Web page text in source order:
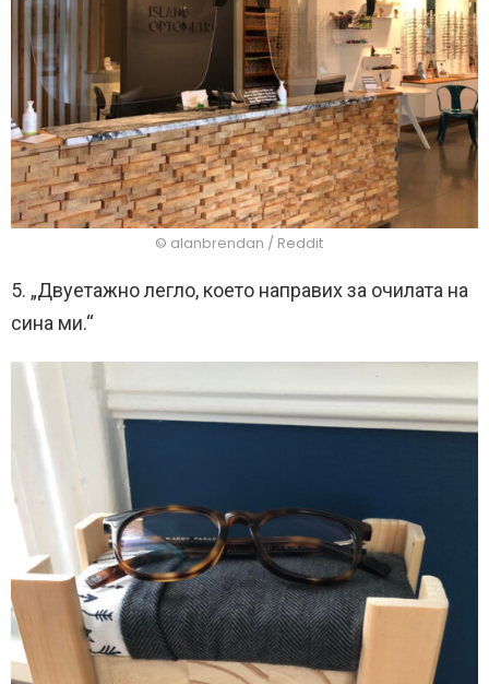
© alanbrendan / Reddit
5. „Двуетажно легло, което направих за очилата на
сина ми.“